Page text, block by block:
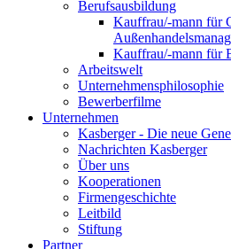
Berufsausbildung
Kauffrau/-mann für
Kauffrau/-mann für
Arbeitswelt
Unternehmensphilosophie
Bewerberfilme
Unternehmen
Kasberger - Die neue
Nachrichten Kasberger
Über uns
Kooperationen
Firmengeschichte
Leitbild
Stiftung
Partner